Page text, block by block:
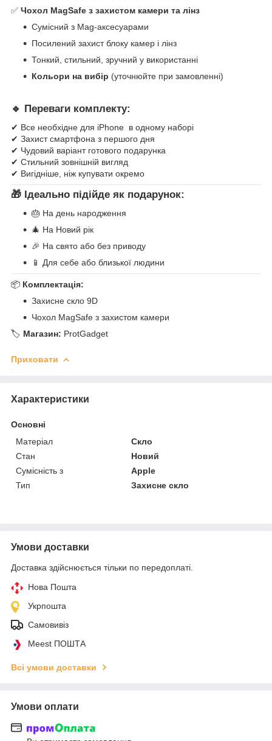
✅ Чохол MagSafe з захистом камери та лінз
Сумісний з Mag-аксесуарами
Посилений захист блоку камер і лінз
Тонкий, стильний, зручний у використанні
Кольори на вибір (уточнюйте при замовленні)
🔹 Переваги комплекту:
✔ Все необхідне для iPhone в одному наборі
✔ Захист смартфона з першого дня
✔ Чудовий варіант готового подарунка
✔ Стильний зовнішній вигляд
✔ Вигідніше, ніж купувати окремо
🎁 Ідеально підійде як подарунок:
🎂 На день народження
🎄 На Новий рік
🎉 На свято або без приводу
📱 Для себе або близької людини
📦 Комплектація:
Захисне скло 9D
Чохол MagSafe з захистом камери
🏷 Магазин: ProtGadget
Приховати
Характеристики
Основні
Матеріал
Скло
Стан
Новий
Сумісність з
Apple
Тип
Захисне скло
Умови доставки
Доставка здійснюється тільки по передоплаті.
Нова Пошта
Укрпошта
Самовивіз
Meest ПОШТА
Всі умови доставки
Умови оплати